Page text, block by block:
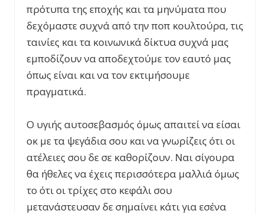
πρότυπα της εποχής και τα μηνύματα που
δεχόμαστε συχνά από την ποπ κουλτούρα, τις
ταινίες και τα κοινωνικά δίκτυα συχνά μας
εμποδίζουν να αποδεχτούμε τον εαυτό μας
όπως είναι και να τον εκτιμήσουμε
πραγματικά.
Ο υγιής αυτοσεβασμός όμως απαιτεί να είσαι
οκ με τα ψεγάδια σου και να γνωρίζεις ότι οι
ατέλειες σου δε σε καθορίζουν. Ναι σίγουρα
θα ήθελες να έχεις περισσότερα μαλλιά όμως
το ότι οι τρίχες στο κεφάλι σου
μετανάστευσαν δε σημαίνει κάτι για εσένα